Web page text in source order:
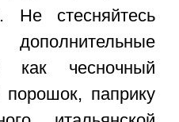
стесняйтесь
как чесночный
паприку